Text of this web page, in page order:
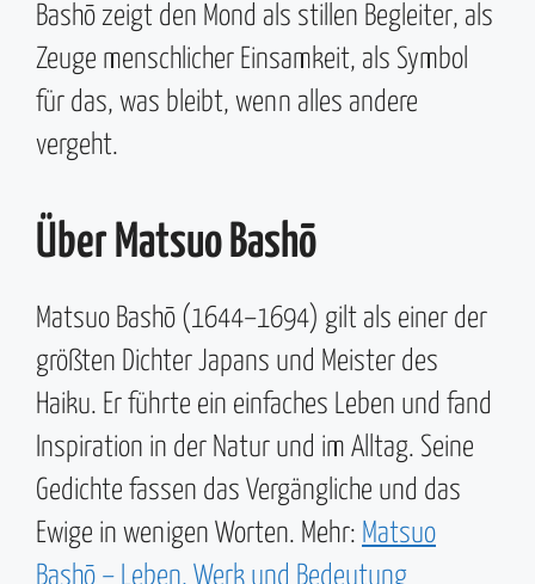
Bashō zeigt den Mond als stillen Begleiter, als
Zeuge menschlicher Einsamkeit, als Symbol
für das, was bleibt, wenn alles andere
vergeht.
Über Matsuo Bashō
Matsuo Bashō (1644–1694) gilt als einer der
größten Dichter Japans und Meister des
Haiku. Er führte ein einfaches Leben und fand
Inspiration in der Natur und im Alltag. Seine
Gedichte fassen das Vergängliche und das
Ewige in wenigen Worten. Mehr: Matsuo
Bashō – Leben, Werk und Bedeutung